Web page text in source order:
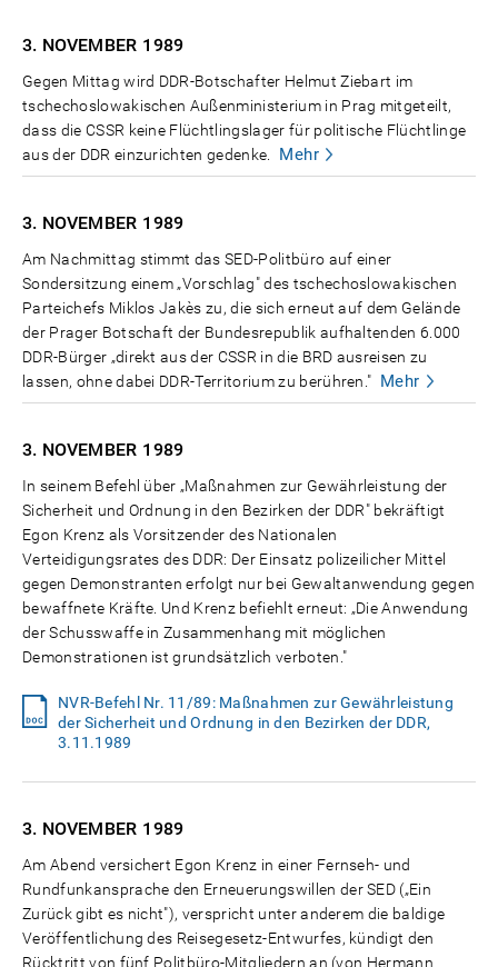
3. NOVEMBER 1989
Gegen Mittag wird DDR-Botschafter Helmut Ziebart im
tschechoslowakischen Außenministerium in Prag mitgeteilt,
dass die CSSR keine Flüchtlingslager für politische Flüchtlinge
aus der DDR einzurichten gedenke.
Mehr
3. NOVEMBER 1989
Am Nachmittag stimmt das SED-Politbüro auf einer
Sondersitzung einem „Vorschlag" des tschechoslowakischen
Parteichefs Miklos Jakès zu, die sich erneut auf dem Gelände
der Prager Botschaft der Bundesrepublik aufhaltenden 6.000
DDR-Bürger „direkt aus der CSSR in die BRD ausreisen zu
lassen, ohne dabei DDR-Territorium zu berühren." Mehr
3. NOVEMBER 1989
In seinem Befehl über „Maßnahmen zur Gewährleistung der
Sicherheit und Ordnung in den Bezirken der DDR" bekräftigt
Egon Krenz als Vorsitzender des Nationalen
Verteidigungsrates des DDR: Der Einsatz polizeilicher Mittel
gegen Demonstranten erfolgt nur bei Gewaltanwendung gegen
bewaffnete Kräfte. Und Krenz befiehlt erneut: „Die Anwendung
der Schusswaffe in Zusammenhang mit möglichen
Demonstrationen ist grundsätzlich verboten."
NVR-Befehl Nr. 11/89: Maßnahmen zur Gewährleistung
der Sicherheit und Ordnung in den Bezirken der DDR,
3.11.1989
3. NOVEMBER 1989
Am Abend versichert Egon Krenz in einer Fernseh- und
Rundfunkansprache den Erneuerungswillen der SED („Ein
Zurück gibt es nicht"), verspricht unter anderem die baldige
Veröffentlichung des Reisegesetz-Entwurfes, kündigt den
Rücktritt von fünf Politbüro-Mitgliedern an (von Hermann